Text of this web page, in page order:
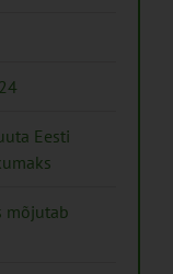
Eesti
mõjutab